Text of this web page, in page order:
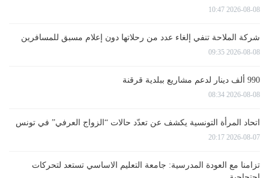
2026-08-08 10:47
شركة الملاحة تنفي إلغاء عدد من رحلاتها دون إعلام مسبق للمسافرين
2026-08-08 09:35
990 ألف دينار لدعم مشاريع ببلدية قرقنة
2026-08-08 08:34
اتحاد المرأة التونسية يكشف عن تعدّد حالات “الزواج العرفي” في تونس
2026-08-07 20:17
تزامنا مع العودة المدرسية: جامعة التعليم الاساسي تستعد لتحركات